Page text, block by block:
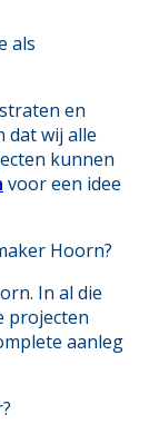
als
en
dat wij alle
kunnen
voor een idee
Hoorn?
In al die
projecten
aanleg